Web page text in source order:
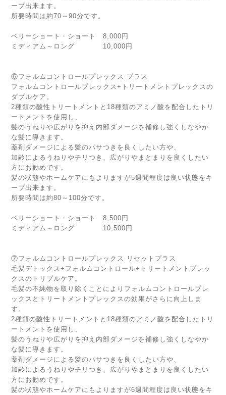
ープ出来ます。
所要時間は約70～90分です。
ベリーショート・ショート 8,000円
ミディアム～ロング 10,000円
⑥フォルムコントロールプレックス プラス
フォルムコントロールプレックス+トリートメントプレックスの
ダブルケア。
2種類の酸性トリートメントと18種類のアミノ酸を配合したトリ
ートメントを使用し、
髪のうねりや広がりを抑え内部ダメージを補修し強くしなやか
な髪に導きます。
薬剤ダメージによる髪のパサつきを良くしたい方や、
加齢によるうねりやチリつき、広がりやまとまりを良くしたい
方にお勧めです。
髪の状態やホームケアにもよりますが5週間程度は良い状態をキ
ープ出来ます。
所要時間は約80～100分です。
ベリーショート・ショート 8,500円
ミディアム～ロング 10,500円
⑦フォルムコントロールプレックス リセットプラス
毛髪デトックス+フォルムコントロール+トリートメントプレッ
クスのトリプルケア。
毛髪の不純物を取り除くことによりフォルムコントロールプレ
ックスとトリートメントプレックスの効果がさらに向上しま
す。
2種類の酸性トリートメントと18種類のアミノ酸を配合したトリ
ートメントを使用し、
髪のうねりや広がりを抑え内部ダメージを補修し強くしなやか
な髪に導きます。
薬剤ダメージによる髪のパサつきを良くしたい方や、
加齢によるうねりやチリつき、広がりやまとまりを良くしたい
方にお勧めです。
髪の状態やホームケアにもよりますが6週間程度は良い状態をキ